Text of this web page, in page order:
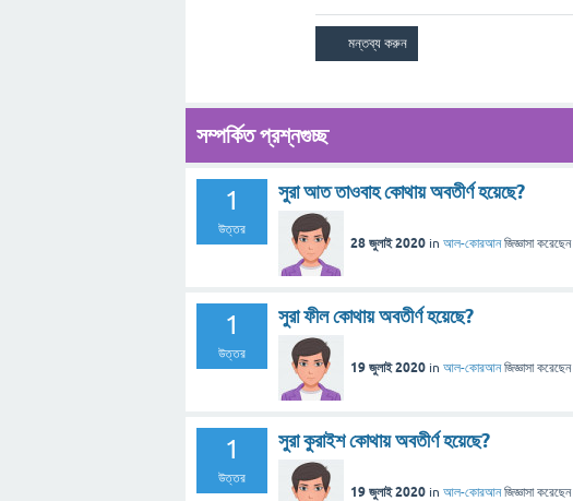
সম্পর্কিত প্রশ্নগুচ্ছ
1
উত্তর
সুরা আত তাওবাহ কোথায় অবতীর্ণ হয়েছে?
28 জুলাই 2020 in আল-কোরআন জিজ্ঞাসা করেছেন
1
উত্তর
সুরা ফীল কোথায় অবতীর্ণ হয়েছে?
19 জুলাই 2020 in আল-কোরআন জিজ্ঞাসা করেছেন
1
উত্তর
সুরা কুরাইশ কোথায় অবতীর্ণ হয়েছে?
19 জুলাই 2020 in আল-কোরআন জিজ্ঞাসা করেছেন